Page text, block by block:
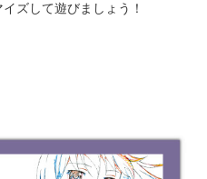
ズして遊びましょう！